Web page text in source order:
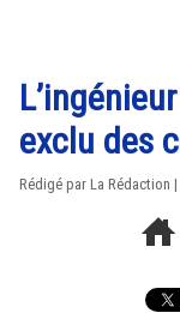
exclu des
Rédigé par La Rédaction